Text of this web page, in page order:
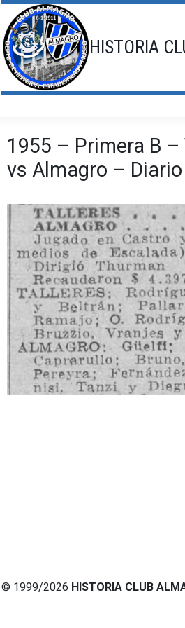
Saltar
al
contenido
HISTORIA
1955 – Primera B –
vs Almagro –
© 1999/2026 HISTORIA CLUB